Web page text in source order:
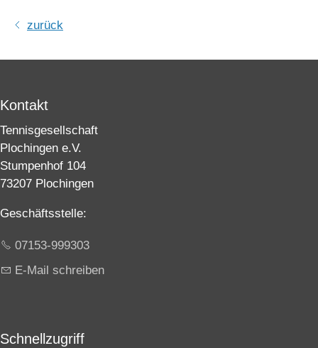
zurück
Kontakt
Tennisgesellschaft
Plochingen e.V.
Stumpenhof 104
73207 Plochingen
Geschäftsstelle:
07153-999303
E-Mail schreiben
Schnellzugriff